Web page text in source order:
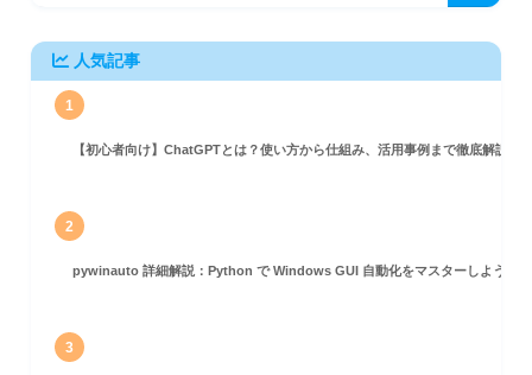
人気記事
1
【初心者向け】ChatGPTとは？使い方から仕組み、活用事例まで徹底解説
2
pywinauto 詳細解説：Python で Windows GUI 自動化をマスターしよう！
3